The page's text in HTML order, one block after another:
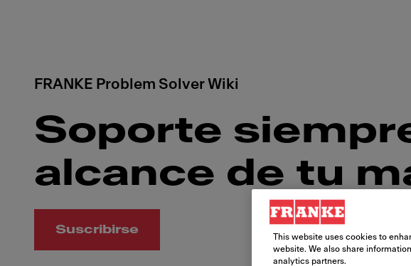
FRANKE Problem Solver Wiki
Soporte
alcance de tu
Suscribirse
This website uses cookies to
website. We also share
analytics partners.